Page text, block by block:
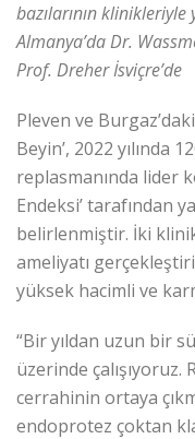
bazılarının
Almanya’da Dr.
Prof. Dreher İsviçre’de
Pleven ve
Beyin’, 2022 yılında
replasmanında lider
Endeksi’ tarafından
belirlenmiştir. İki
ameliyatı
yüksek hacimli ve
“Bir yıldan uzun bir
üzerinde
cerrahinin ortaya
endoprotez çoktan